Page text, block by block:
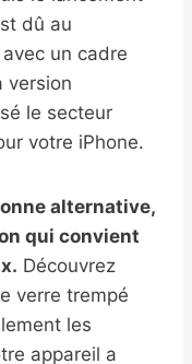
dû au
un cadre
version
le secteur
votre iPhone.
alternative,
qui convient
Découvrez
verre trempé
les
appareil a